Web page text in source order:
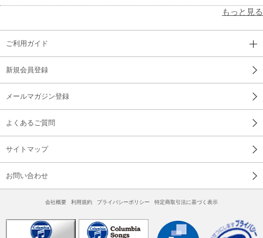
もっと見る
ご利用ガイド
新規会員登録
メールマガジン登録
よくあるご質問
サイトマップ
お問い合わせ
会社概要 利用規約 プライバシーポリシー 特定商取引法に基づく表示